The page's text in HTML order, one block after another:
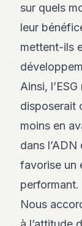
PRIVATE
EQUITY
SPORT
JURIDIQUE
CONTACT
sur quels
leur
mettent-ils
Ainsi,
disposerait
moins en
dans
favorise un
performant.
Nous